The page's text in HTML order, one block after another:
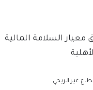
السلامة المالية
غير الربحي